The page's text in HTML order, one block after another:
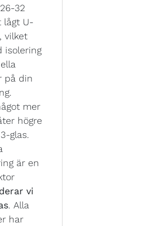
32
lågt U-
vilket
isolering
på din
mer
högre
glas.
är en
vi
. Alla
har